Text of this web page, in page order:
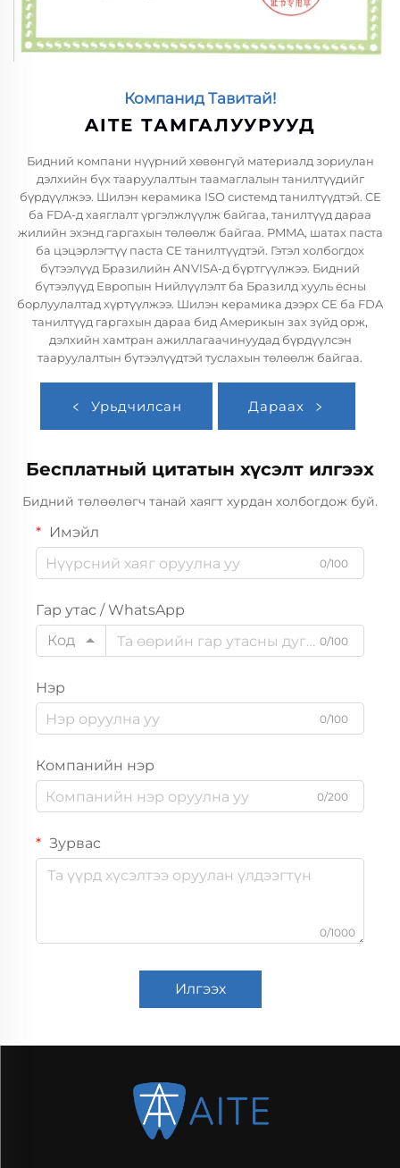
Компанид Тавитай!
AITE ТАМГАЛУУРУУД
Бидний компани нүүрний хөвөнгүй материалд зориулан
дэлхийн бүх тааруулалтын таамаглалын танилтүүдийг
бүрдүүлжээ. Шилэн керамика ISO системд танилтүүдтэй. CE
ба FDA-д хаяглалт үргэлжлүүлж байгаа, танилтүүд дараа
жилийн эхэнд гаргахын төлөөлж байгаа. PMMA, шатах паста
ба цэцэрлэгтүү паста CE танилтүүдтэй. Гэтэл холбогдох
бүтээлүүд Бразилийн ANVISA-д бүртгүүлжээ. Бидний
бүтээлүүд Европын Нийлүүлэлт ба Бразилд хууль ёсны
борлуулалтад хүртүүлжээ. Шилэн керамика дээрх CE ба FDA
танилтүүд гаргахын дараа бид Америкын зах зүйд орж,
дэлхийн хамтран ажиллагаачинуудад бүрдүүлсэн
тааруулалтын бүтээлүүдтэй туслахын төлөөлж байгаа.
Урьдчилсан Дараах
Бесплатный цитатын хүсэлт илгээх
Бидний төлөөлөгч танай хаягт хурдан холбогдож буй.
Имэйл
0/100
Гар утас / WhatsApp
Код
0/100
Нэр
0/100
Компанийн нэр
0/200
Зурвас
0/1000
Илгээх